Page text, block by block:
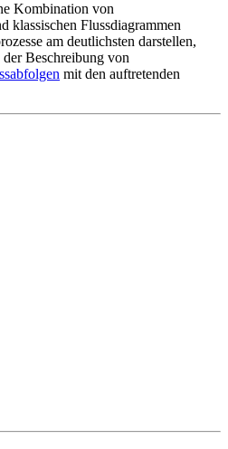
Kombination von
klassischen Flussdiagrammen
am deutlichsten darstellen,
Beschreibung von
mit den auftretenden